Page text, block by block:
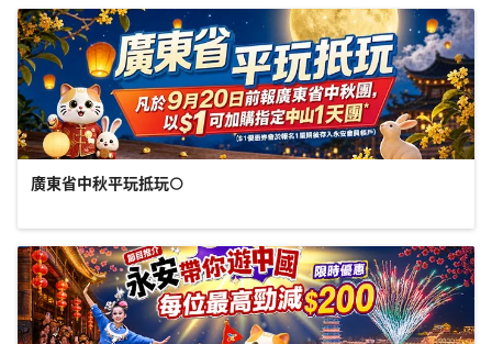
廣東省中秋平玩抵玩🌕